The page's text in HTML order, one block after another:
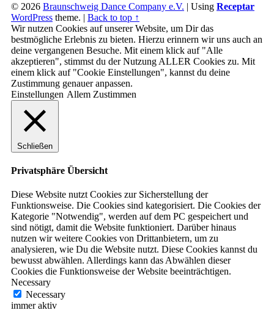
© 2026 Braunschweig Dance Company e.V. | Using Receptar
WordPress theme. | Back to top ↑
Wir nutzen Cookies auf unserer Website, um Dir das
bestmögliche Erlebnis zu bieten. Hierzu erinnern wir uns auch an
deine vergangenen Besuche. Mit einem klick auf "Alle
akzeptieren", stimmst du der Nutzung ALLER Cookies zu. Mit
einem klick auf "Cookie Einstellungen", kannst du deine
Zustimmung genauer anpassen.
Einstellungen Allem Zustimmen
Schließen
Privatsphäre Übersicht
Diese Website nutzt Cookies zur Sicherstellung der
Funktionsweise. Die Cookies sind kategorisiert. Die Cookies der
Kategorie "Notwendig", werden auf dem PC gespeichert und
sind nötigt, damit die Website funktioniert. Darüber hinaus
nutzen wir weitere Cookies von Drittanbietern, um zu
analysieren, wie Du die Website nutzt. Diese Cookies kannst du
bewusst abwählen. Allerdings kann das Abwählen dieser
Cookies die Funktionsweise der Website beeinträchtigen.
Necessary
Necessary
immer aktiv